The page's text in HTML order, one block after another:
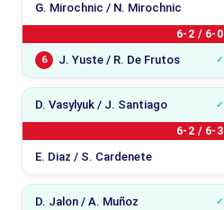
G. Mirochnic / N. Mirochnic
6-2 / 6-0
6 J. Yuste / R. De Frutos
D. Vasylyuk / J. Santiago
6-2 / 6-3
E. Diaz / S. Cardenete
D. Jalon / A. Muñoz